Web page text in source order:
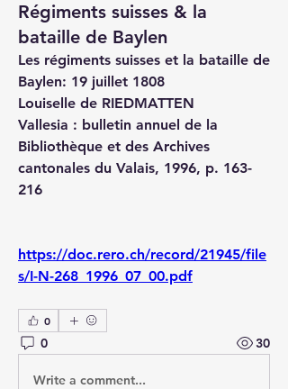
Régiments suisses & la
bataille de Baylen
Les régiments suisses et la bataille de
Baylen: 19 juillet 1808
Louiselle de RIEDMATTEN
Vallesia : bulletin annuel de la
Bibliothèque et des Archives
cantonales du Valais, 1996, p. 163-
216
https://doc.rero.ch/record/21945/file
s/I-N-268_1996_07_00.pdf
0
0 30
Write a comment...